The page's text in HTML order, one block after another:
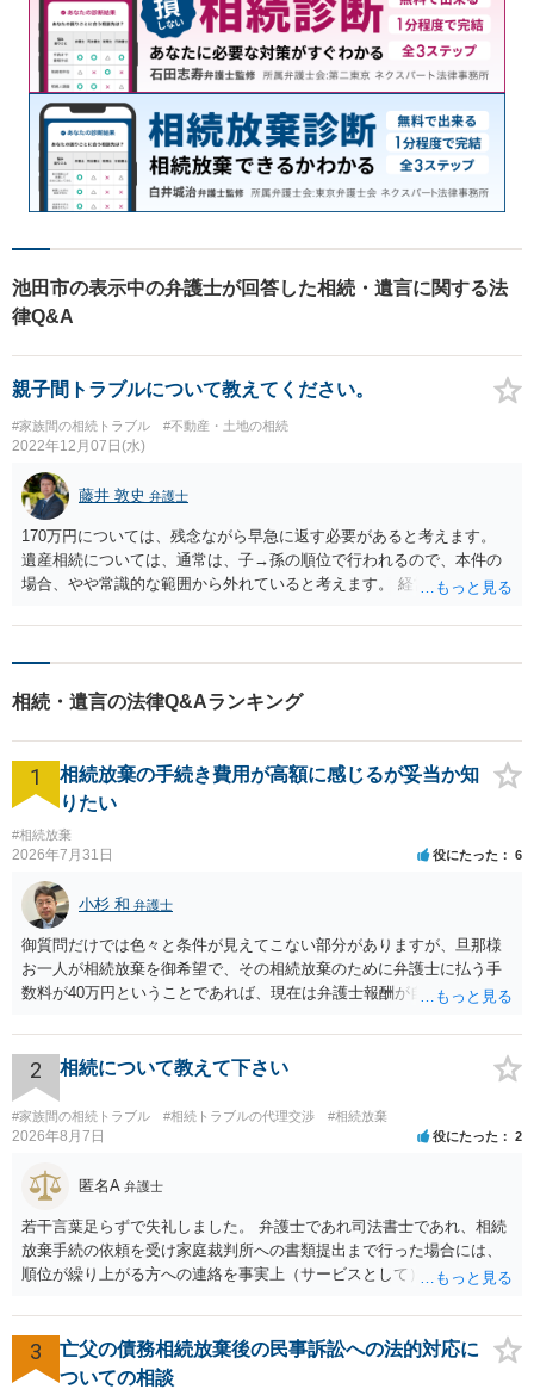
池田市の表示中の弁護士が回答した相続・遺言に関する法
律Q&A
親子間トラブルについて教えてください。
#家族間の相続トラブル #不動産・土地の相続
2022年12月07日(水)
藤井 敦史 弁護士
170万円については、残念ながら早急に返す必要があると考えます。
遺産相続については、通常は、子→孫の順位で行われるので、本件の
場合、やや常識的な範囲から外れていると考えます。 経営状況の報告
う必要はないと考えます。 年金については、住居地及び受取金融機関
いいたします。
相続・遺言の法律Q&Aランキング
1
相続放棄の手続き費用が高額に感じるが妥当か知
りたい
#相続放棄
2026年7月31日 役にたった 6
小杉 和 弁護士
御質問だけでは色々と条件が見えてこない部分がありますが、旦那様
お一人が相続放棄を御希望で、その相続放棄のために弁護士に払う手
数料が40万円ということであれば、現在は弁護士報酬が自由化されて
です。 ただ、弁護士に払う手数料とは別に戸籍の用意に一定の実費が
かかることになりますので、その費用も支払うべきものとして頭に置
いておいてください。 話を元に戻して、弁護士に対する手数料です
が、旦那様の収入や財産にもよりますが、法テラスに御連絡なさって
弁護士との相談を予約して受任してもらうのが一番安上がりでしょ
らい（希望者が多く予約できてもしばらく先になる）ようですので、
比較的短い熟慮期間のことを考えると、来週早々すぐにでも御連絡す
る方が良いでしょう。 もし法テラスが御利用になれない、あるいは時
間がない等であれば、相続を取扱分野としている弁護士を適宜探し
（WEB等で）、問い合わせてみることです。相続を扱う弁護士でも相
見積もりをとって）、一番安いところでやってもらうことに決めれ
ば、キューちゃんママさんの御希望をかなえることができるのではな
2 相続について教えて下さい
#家族間の相続トラブル #相続トラブルの代理交渉 #相続放棄
2026年8月7日 役にたった 2
匿名A 弁護士
若干言葉足らずで失礼しました。 弁護士であれ司法書士であれ、相続
放棄手続の依頼を受け家庭裁判所への書類提出まで行った場合には、
順位が繰り上がる方への連絡を事実上（サービスとして）行うことは
できない、という意味でした。
3
亡父の債務相続放棄後の民事訴訟への法的対応に
ついての相談